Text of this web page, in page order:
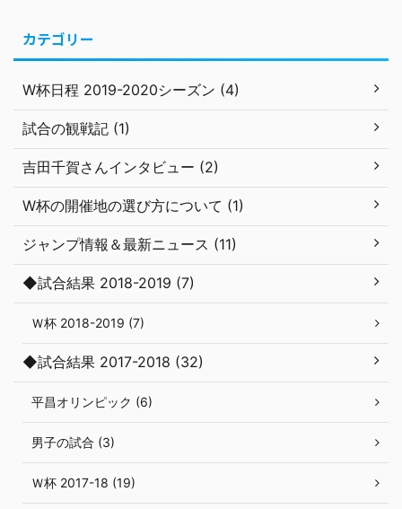
カテゴリー
W杯日程 2019-2020シーズン (4)
試合の観戦記 (1)
吉田千賀さんインタビュー (2)
W杯の開催地の選び方について (1)
ジャンプ情報＆最新ニュース (11)
◆試合結果 2018-2019 (7)
Ｗ杯 2018-2019 (7)
◆試合結果 2017-2018 (32)
平昌オリンピック (6)
男子の試合 (3)
Ｗ杯 2017-18 (19)